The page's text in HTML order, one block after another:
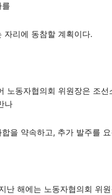
를
자리에 동참할 계획이다.
노동자협의회 위원장은 조
나
합을 약속하고, 추가 발주를
난 해에는 노동자협의회 위